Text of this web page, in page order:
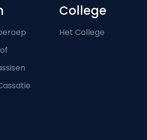
College
Het College